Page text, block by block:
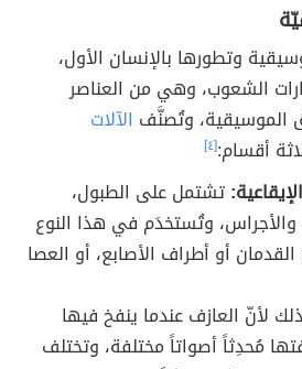
وتطورها بالإنسان الأول،
الشعوب، وهي من العناصر
الموسيقية، وتُصنَّف الآلات
أقسام:[٤]
تشتمل على الطبول،
والأجراس، وتُستخدَم في هذا النوع
القدمان أو أطراف الأصابع، أو العصا
لأنّ العازف عندما ينفخ فيها
مُحدِثاً أصواتاً مختلفة، وتختلف